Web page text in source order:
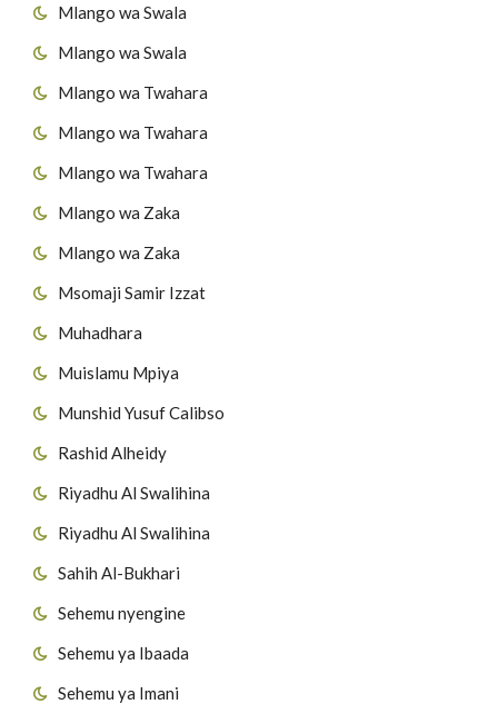
Mlango wa Swala
Mlango wa Swala
Mlango wa Twahara
Mlango wa Twahara
Mlango wa Twahara
Mlango wa Zaka
Mlango wa Zaka
Msomaji Samir Izzat
Muhadhara
Muislamu Mpiya
Munshid Yusuf Calibso
Rashid Alheidy
Riyadhu Al Swalihina
Riyadhu Al Swalihina
Sahih Al-Bukhari
Sehemu nyengine
Sehemu ya Ibaada
Sehemu ya Imani